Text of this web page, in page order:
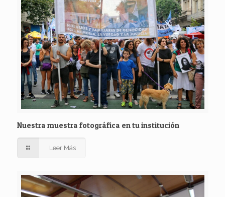
Nuestra muestra fotográfica en tu institución
Leer Más